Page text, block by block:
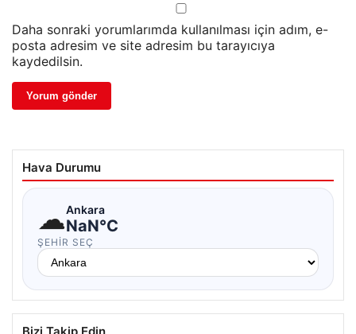
Daha sonraki yorumlarımda kullanılması için adım, e-
posta adresim ve site adresim bu tarayıcıya
kaydedilsin.
Hava Durumu
☁Ankara
NaN°C
ŞEHIR SEÇ